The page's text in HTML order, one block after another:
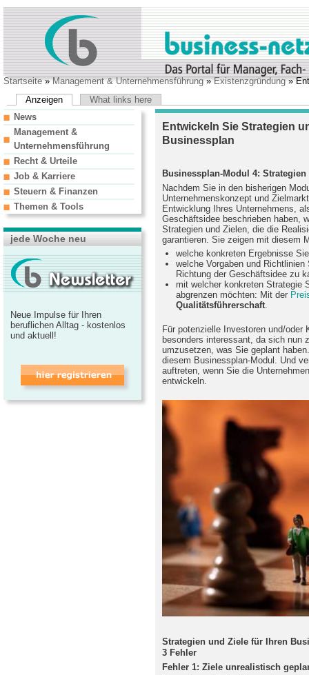
Startseite»Management & Unternehmensführung»Existenzgründung»
Anzeigen
What links here
Entwickeln Sie Strategien
Businessplan
Businessplan-Modul 4:
Nachdem Sie in den bisherigen
Unternehmenskonzept und
Entwicklung Ihres Unternehmens,
Geschäftsidee beschrieben haben,
Strategien und Zielen, die die
garantieren. Sie zeigen mit diesem
welche konkreten Ergebnisse
welche Vorgaben und
Richtung der Geschäftsidee zu
mit welcher konkreten Strategie
abgrenzen möchten: Mit der
Qualitätsführerschaft
Für potenzielle Investoren und/
besonders interessant, da sich nun
umzusetzen, was Sie geplant
diesem Businessplan-Modul. Und
auftreten, wenn Sie die
entwickeln.
Strategien und Ziele für Ihren
3 Fehler
Fehler 1: Ziele unrealistisch
News
Management &
Unternehmensführung
Recht & Urteile
Job & Karriere
Steuern & Finanzen
Themen & Tools
jede Woche neu
Neue Impulse für Ihren
beruflichen Alltag - kostenlos
und aktuell!